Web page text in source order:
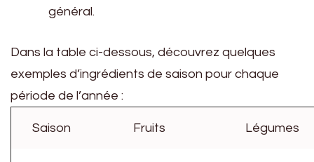
général.
Dans la table ci-dessous, découvrez quelques
exemples d’ingrédients de saison pour chaque
période de l’année :
Saison Fruits Légumes